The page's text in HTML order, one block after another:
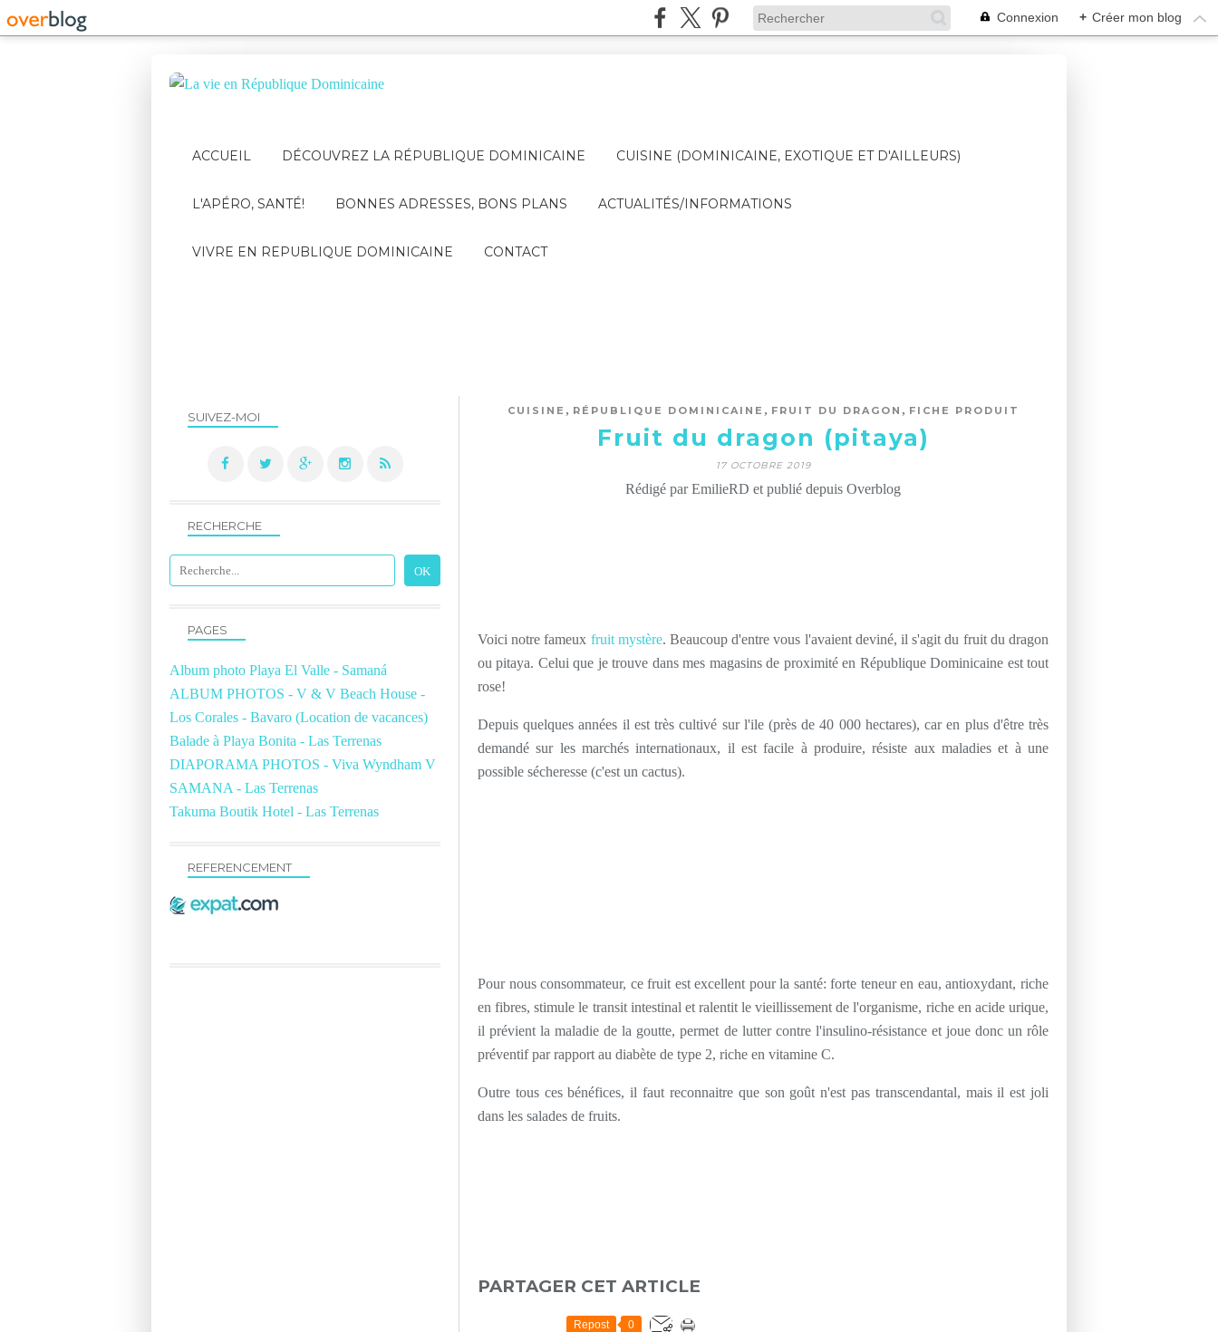
Connexion + Créer mon blog
ACCUEIL DÉCOUVREZ LA RÉPUBLIQUE DOMINICAINE CUISINE (DOMINICAINE, EXOTIQUE ET D'AILLEURS)
L'APÉRO, SANTÉ! BONNES ADRESSES, BONS PLANS ACTUALITÉS/INFORMATIONS
VIVRE EN REPUBLIQUE DOMINICAINE CONTACT
CUISINE , RÉPUBLIQUE DOMINICAINE , FRUIT DU DRAGON , FICHE PRODUIT
Fruit du dragon (pitaya)
17 OCTOBRE 2019
Rédigé par EmilieRD et publié depuis Overblog
Voici notre fameux fruit mystère. Beaucoup d'entre vous l'avaient deviné, il s'agit du fruit du dragon
ou pitaya. Celui que je trouve dans mes magasins de proximité en République Dominicaine est tout
rose!
Depuis quelques années il est très cultivé sur l'ile (près de 40 000 hectares), car en plus d'être très
demandé sur les marchés internationaux, il est facile à produire, résiste aux maladies et à une
possible sécheresse (c'est un cactus).
Pour nous consommateur, ce fruit est excellent pour la santé: forte teneur en eau, antioxydant, riche
en fibres, stimule le transit intestinal et ralentit le vieillissement de l'organisme, riche en acide urique,
il prévient la maladie de la goutte, permet de lutter contre l'insulino-résistance et joue donc un rôle
préventif par rapport au diabète de type 2, riche en vitamine C.
Outre tous ces bénéfices, il faut reconnaitre que son goût n'est pas transcendantal, mais il est joli
dans les salades de fruits.
PARTAGER CET ARTICLE
Repost 0
SUIVEZ-MOI
RECHERCHE
PAGES
Album photo Playa El Valle - Samaná
ALBUM PHOTOS - V & V Beach House -
Los Corales - Bavaro (Location de vacances)
Balade à Playa Bonita - Las Terrenas
DIAPORAMA PHOTOS - Viva Wyndham V
SAMANA - Las Terrenas
Takuma Boutik Hotel - Las Terrenas
REFERENCEMENT